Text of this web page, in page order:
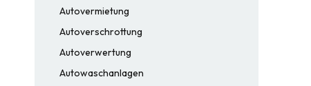
Autovermietung
Autoverschrottung
Autoverwertung
Autowaschanlagen